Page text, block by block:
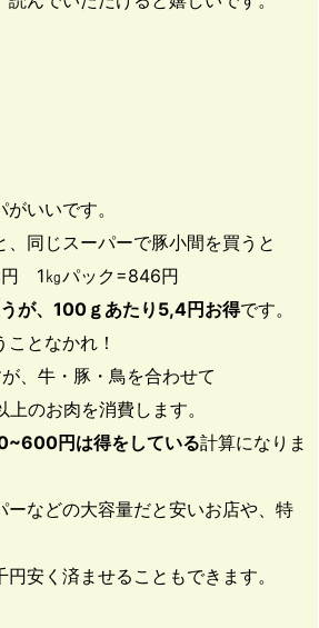
いいです。
同じスーパーで豚小間を買うと
1㎏パック=846円
が、100ｇあたり5,4円お得です。
となかれ！
、牛・豚・鳥を合わせて
のお肉を消費します。
円は得をしている計算になりま
などの大容量だと安いお店や、特
安く済ませることもできます。